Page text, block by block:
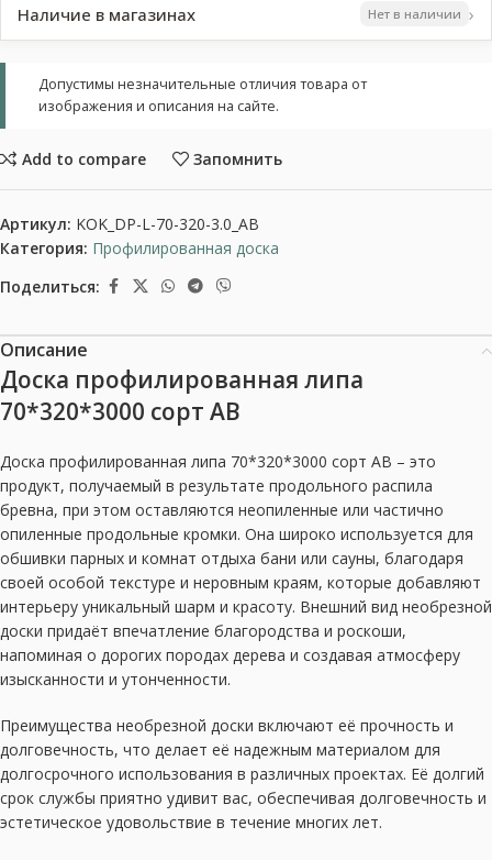
Наличие в магазинах Нет в наличии ›
Допустимы незначительные отличия товара от
изображения и описания на сайте.
Add to compare Запомнить
Артикул: KOK_DP-L-70-320-3.0_AB
Категория: Профилированная доска
Поделиться:
Описание
Доска профилированная липа
70*320*3000 сорт АВ
Доска профилированная липа 70*320*3000 сорт АВ – это
продукт, получаемый в результате продольного распила
бревна, при этом оставляются неопиленные или частично
опиленные продольные кромки. Она широко используется для
обшивки парных и комнат отдыха бани или сауны, благодаря
своей особой текстуре и неровным краям, которые добавляют
интерьеру уникальный шарм и красоту. Внешний вид необрезной
доски придаёт впечатление благородства и роскоши,
напоминая о дорогих породах дерева и создавая атмосферу
изысканности и утонченности.
Преимущества необрезной доски включают её прочность и
долговечность, что делает её надежным материалом для
долгосрочного использования в различных проектах. Её долгий
срок службы приятно удивит вас, обеспечивая долговечность и
эстетическое удовольствие в течение многих лет.